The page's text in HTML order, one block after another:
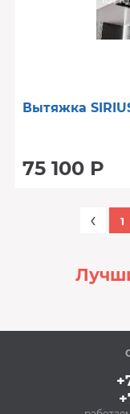
Вытяжка
75 100 Р
‹ 1